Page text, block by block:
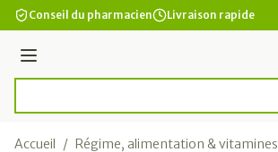
Aller au contenu
Conseil du pharmacien Livraison rapide
Menu
Accueil / Régime, alimentation & vitamines